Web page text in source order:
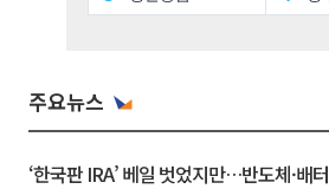
주요뉴스
‘한국판 IRA’ 베일 벗었지만…반도체·배터